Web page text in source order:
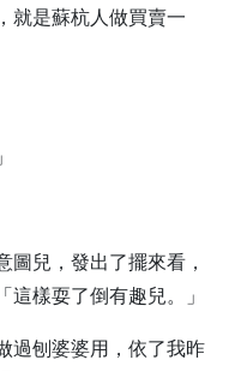
就是蘇杭人做買賣一
圖兒，發出了擺來看，
樣耍了倒有趣兒。」
過刨婆婆用，依了我昨